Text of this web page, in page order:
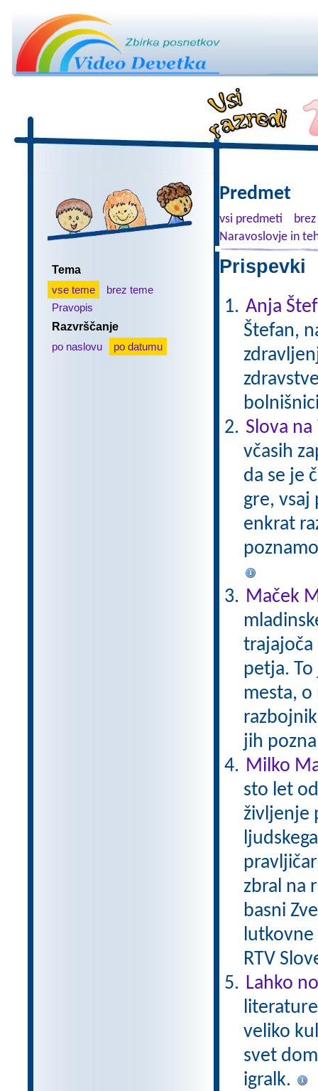
Tema
vse teme
brez teme
Pravopis
Razvrščanje
po naslovu
po datumu
Predmet
vsi predmeti
Naravoslovje in
Prispevki
Anja
Štefan,
Slova na
včasih
da se je
gre, vsaj
enkrat
Maček
trajajoča
petja.
mesta,
jih
Milko
sto let
življenje
zbral na
basni
lutkovne
RTV
Lahko
veliko
svet
igralk.